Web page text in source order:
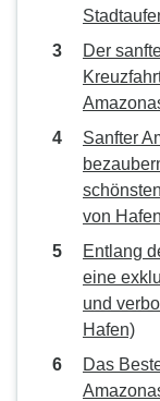
Der
Sanfter
von
Entlang
eine
und
Hafen)
Das